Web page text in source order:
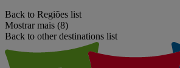
Back to Regiões list
Mostrar mais (8)
Back to other destinations list